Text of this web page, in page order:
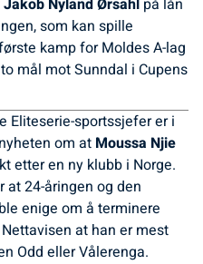
som kan spille
kamp for Moldes A-lag
mål mot Sunndal i Cupens
Eliteserie-sportssjefer er i
om at Moussa Njie
etter en ny klubb i Norge.
at 24-åringen og den
enige om å terminere
at han er mest
Odd eller Vålerenga.